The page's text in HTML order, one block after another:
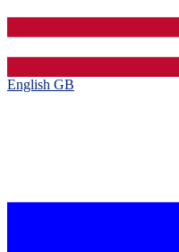
English GB‎